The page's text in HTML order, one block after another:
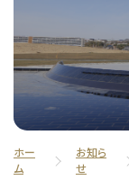
ホー
ム
お知ら
せ